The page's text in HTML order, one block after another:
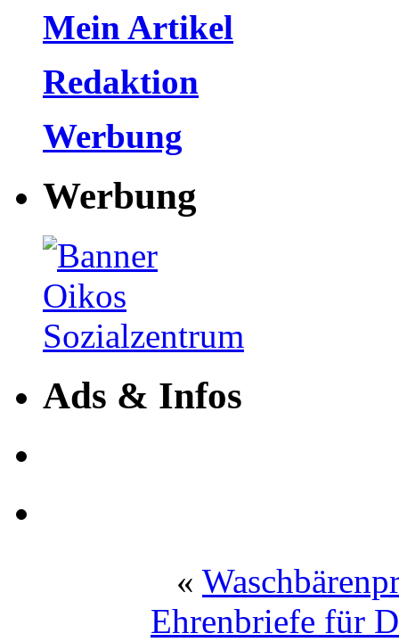
Mein Artikel
Redaktion
Werbung
Werbung
Ads & Infos
«
Ehrenbriefe für